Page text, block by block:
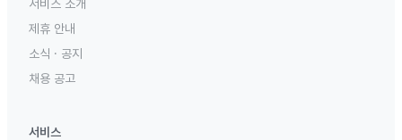
서비스 소개
제휴 안내
소식 · 공지
채용 공고
서비스